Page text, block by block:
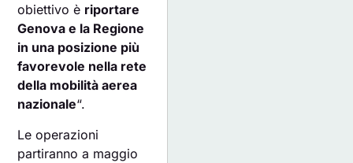
obiettivo è riportare
Genova e la Regione
in una posizione più
favorevole nella rete
della mobilità aerea
nazionale“.
Le operazioni
partiranno a maggio